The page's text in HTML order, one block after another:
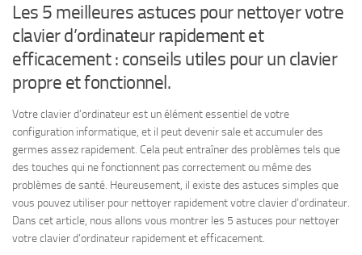
Les 5 meilleures astuces pour nettoyer votre
clavier d’ordinateur rapidement et
efficacement : conseils utiles pour un clavier
propre et fonctionnel.
Votre clavier d’ordinateur est un élément essentiel de votre
configuration informatique, et il peut devenir sale et accumuler des
germes assez rapidement. Cela peut entraîner des problèmes tels que
des touches qui ne fonctionnent pas correctement ou même des
problèmes de santé. Heureusement, il existe des astuces simples que
vous pouvez utiliser pour nettoyer rapidement votre clavier d’ordinateur.
Dans cet article, nous allons vous montrer les 5 astuces pour nettoyer
votre clavier d’ordinateur rapidement et efficacement.